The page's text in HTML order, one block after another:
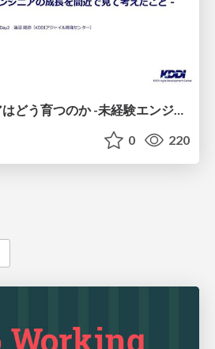
AI時代、エンジニアはどう育つのか -未経験エンジニアの成長を間近で見て考えたこと-
0 220